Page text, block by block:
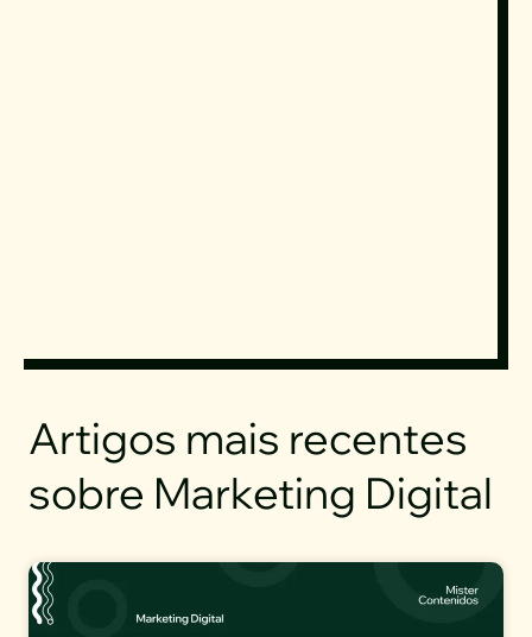
Artigos mais recentes
sobre Marketing Digital